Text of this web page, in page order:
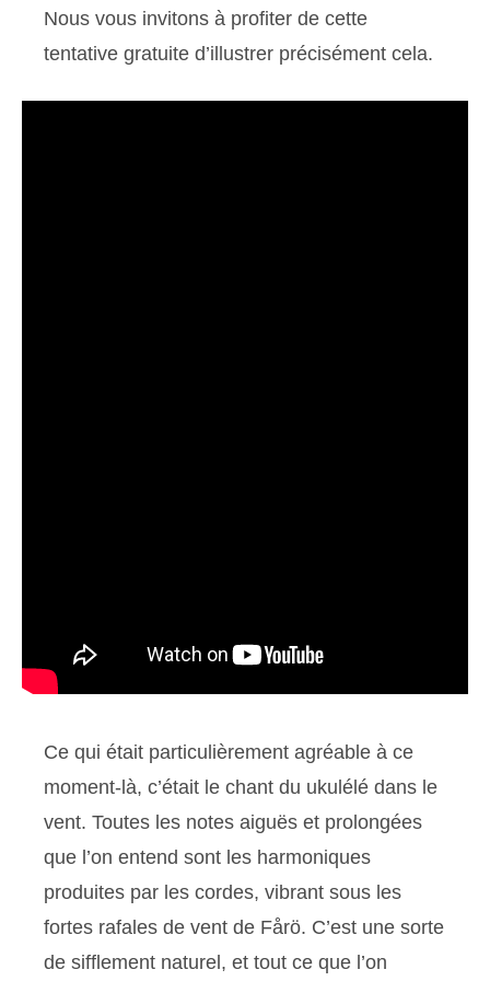
Nous vous invitons à profiter de cette
tentative gratuite d’illustrer précisément cela.
Ce qui était particulièrement agréable à ce
moment-là, c’était le chant du ukulélé dans le
vent. Toutes les notes aiguës et prolongées
que l’on entend sont les harmoniques
produites par les cordes, vibrant sous les
fortes rafales de vent de Fårö. C’est une sorte
de sifflement naturel, et tout ce que l’on